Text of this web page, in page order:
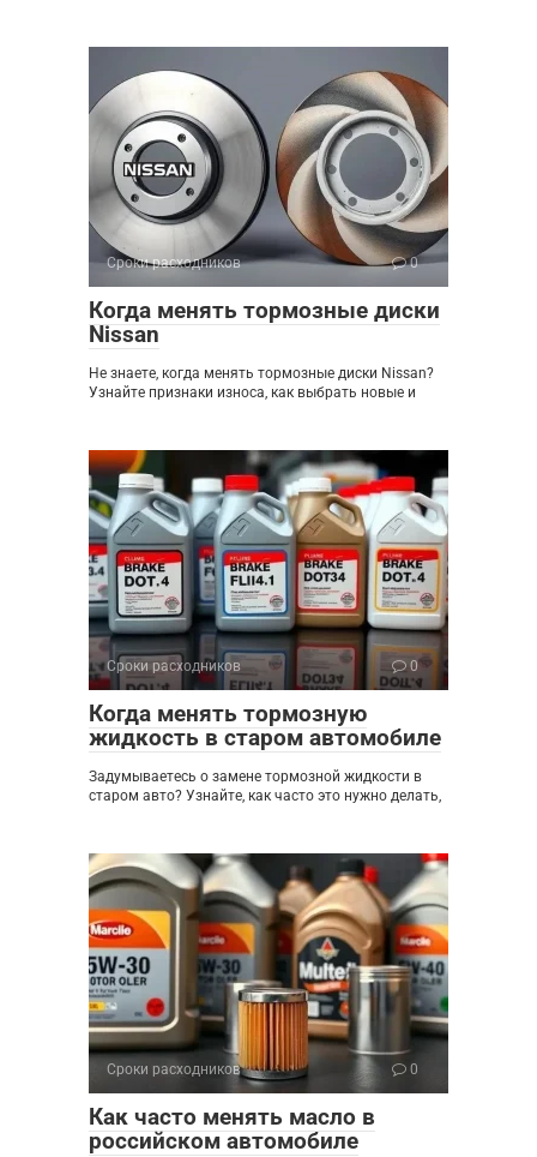
Сроки расходников 0
Когда менять тормозные диски
Nissan
Не знаете, когда менять тормозные диски Nissan?
Узнайте признаки износа, как выбрать новые и
Сроки расходников 0
Когда менять тормозную
жидкость в старом автомобиле
Задумываетесь о замене тормозной жидкости в
старом авто? Узнайте, как часто это нужно делать,
Сроки расходников 0
Как часто менять масло в
российском автомобиле